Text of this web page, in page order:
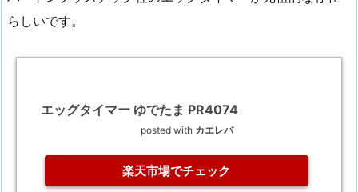
らしいです。
エッグタイマー ゆでたま PR4074
posted with カエレバ
楽天市場でチェック